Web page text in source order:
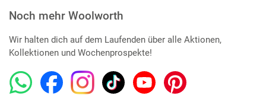
Noch mehr Woolworth
Wir halten dich auf dem Laufenden über alle Aktionen,
Kollektionen und Wochenprospekte!